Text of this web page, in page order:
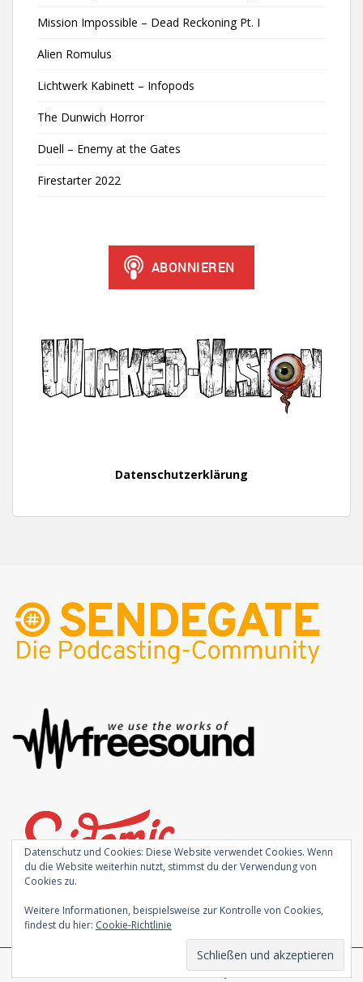
Mission Impossible – Dead Reckoning Pt. I
Alien Romulus
Lichtwerk Kabinett – Infopods
The Dunwich Horror
Duell – Enemy at the Gates
Firestarter 2022
Datenschutzerklärung
Powered byWordPress
Datenschutz und Cookies: Diese Website verwendet Cookies. Wenn
du die Website weiterhin nutzt, stimmst du der Verwendung von
Cookies zu.
Weitere Informationen, beispielsweise zur Kontrolle von Cookies,
findest du hier: Cookie-Richtlinie